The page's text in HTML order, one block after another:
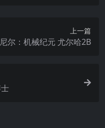
上一篇
尔：机械纪元 尤尔哈2B